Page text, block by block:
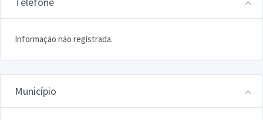
Informação não registrada.
Município